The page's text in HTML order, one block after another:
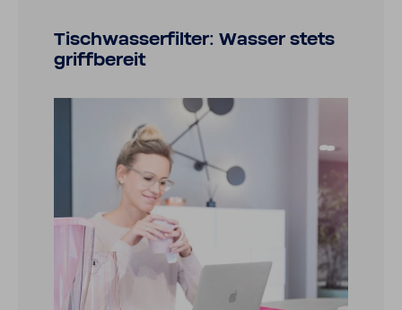
Tisch­was­ser­filter: Wasser stets
griff­be­reit